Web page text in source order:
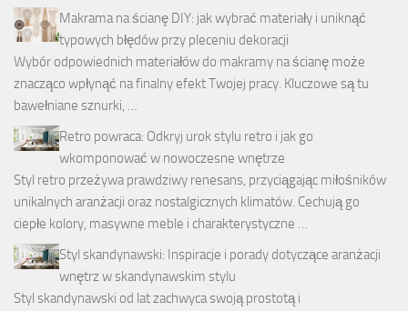
Makrama na ścianę DIY: jak wybrać materiały i uniknąć
typowych błędów przy pleceniu dekoracji
Wybór odpowiednich materiałów do makramy na ścianę może
znacząco wpłynąć na finalny efekt Twojej pracy. Kluczowe są tu
bawełniane sznurki, …
Retro powraca: Odkryj urok stylu retro i jak go
wkomponować w nowoczesne wnętrze
Styl retro przeżywa prawdziwy renesans, przyciągając miłośników
unikalnych aranżacji oraz nostalgicznych klimatów. Cechują go
ciepłe kolory, masywne meble i charakterystyczne …
Styl skandynawski: Inspiracje i porady dotyczące aranżacji
wnętrz w skandynawskim stylu
Styl skandynawski od lat zachwyca swoją prostotą i